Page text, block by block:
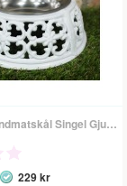
Hundskål Hundmatskål Singel Gjutjärn
229 kr